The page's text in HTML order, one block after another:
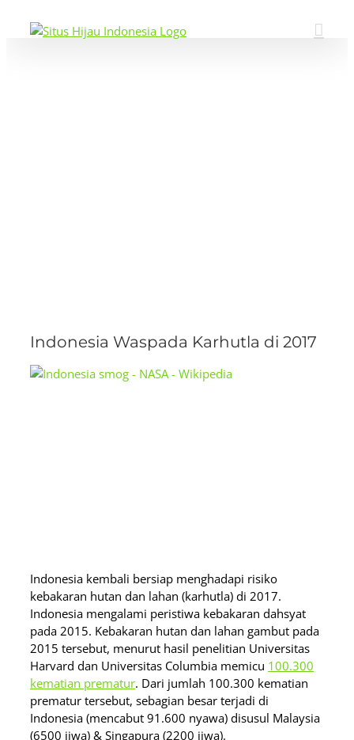
Indonesia Waspada Karhutla di 2017
Indonesia kembali bersiap menghadapi risiko
kebakaran hutan dan lahan (karhutla) di 2017.
Indonesia mengalami peristiwa kebakaran dahsyat
pada 2015. Kebakaran hutan dan lahan gambut pada
2015 tersebut, menurut hasil penelitian Universitas
Harvard dan Universitas Columbia memicu 100.300
kematian prematur. Dari jumlah 100.300 kematian
prematur tersebut, sebagian besar terjadi di
Indonesia (mencabut 91.600 nyawa) disusul Malaysia
(6500 jiwa) & Singapura (2200 jiwa).